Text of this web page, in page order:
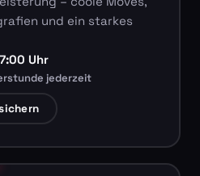
und ein starkes
Uhr
jederzeit